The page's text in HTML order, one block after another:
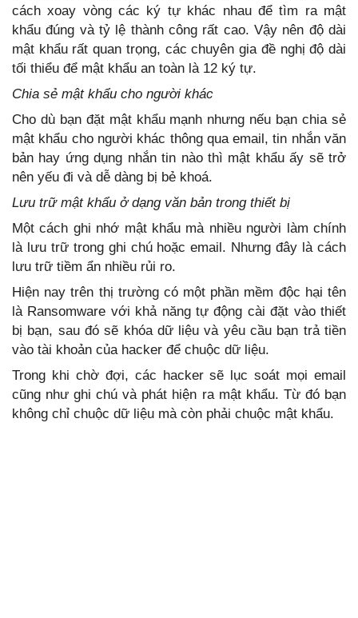
cách xoay vòng các ký tự khác nhau để tìm ra mật
khẩu đúng và tỷ lệ thành công rất cao. Vậy nên độ dài
mật khẩu rất quan trọng, các chuyên gia đề nghị độ dài
tối thiểu để mật khẩu an toàn là 12 ký tự.
Chia sẻ mật khẩu cho người khác
Cho dù bạn đặt mật khẩu mạnh nhưng nếu bạn chia sẻ
mật khẩu cho người khác thông qua email, tin nhắn văn
bản hay ứng dụng nhắn tin nào thì mật khẩu ấy sẽ trở
nên yếu đi và dễ dàng bị bẻ khoá.
Lưu trữ mật khẩu ở dạng văn bản trong thiết bị
Một cách ghi nhớ mật khẩu mà nhiều người làm chính
là lưu trữ trong ghi chú hoặc email. Nhưng đây là cách
lưu trữ tiềm ẩn nhiều rủi ro.
Hiện nay trên thị trường có một phần mềm độc hại tên
là Ransomware với khả năng tự động cài đặt vào thiết
bị bạn, sau đó sẽ khóa dữ liệu và yêu cầu bạn trả tiền
vào tài khoản của hacker để chuộc dữ liệu.
Trong khi chờ đợi, các hacker sẽ lục soát mọi email
cũng như ghi chú và phát hiện ra mật khẩu. Từ đó bạn
không chỉ chuộc dữ liệu mà còn phải chuộc mật khẩu.